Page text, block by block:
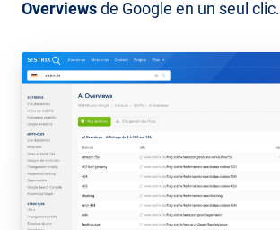
Overviewsde Google en un seul clic.